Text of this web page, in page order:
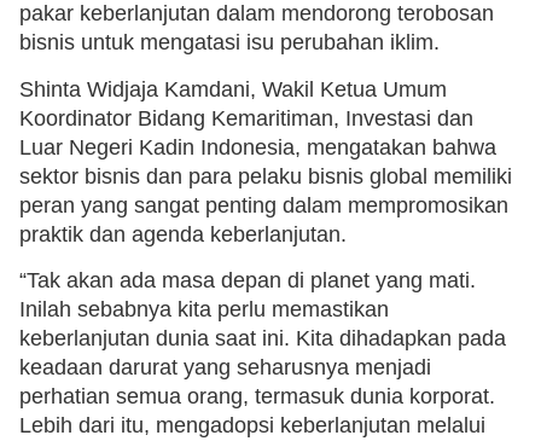
pakar keberlanjutan dalam mendorong terobosan
bisnis untuk mengatasi isu perubahan iklim.
Shinta Widjaja Kamdani, Wakil Ketua Umum
Koordinator Bidang Kemaritiman, Investasi dan
Luar Negeri Kadin Indonesia, mengatakan bahwa
sektor bisnis dan para pelaku bisnis global memiliki
peran yang sangat penting dalam mempromosikan
praktik dan agenda keberlanjutan.
“Tak akan ada masa depan di planet yang mati.
Inilah sebabnya kita perlu memastikan
keberlanjutan dunia saat ini. Kita dihadapkan pada
keadaan darurat yang seharusnya menjadi
perhatian semua orang, termasuk dunia korporat.
Lebih dari itu, mengadopsi keberlanjutan melalui